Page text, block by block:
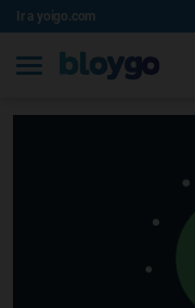
Ir a yoigo.com